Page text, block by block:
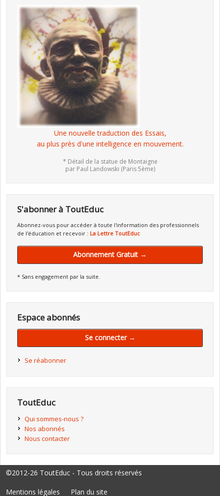
Une nouvelle traduction des Essais,
au plus près d'une intelligence en mouvement.
* Détail de la statue de Montaigne
par Paul Landowski (Paris 5ème)
S'abonner à ToutEduc
Abonnez-vous pour accéder à toute l'information des professionnels
de l'éducation et recevoir : La Lettre ToutEduc
Abonnement Gratuit →
* Sans engagement par la suite.
Espace abonnés
Se connecter →
Se réabonner
ToutEduc
Qui sommes-nous ?
Nos abonnés
Nous contacter
©2012-26 ToutEduc - Tous droits réservés
Mentions légales Plan du site